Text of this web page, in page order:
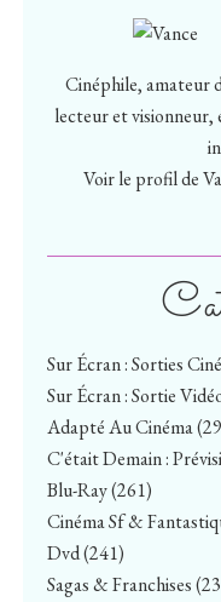
Sur Écran : Sorties
Sur Écran : Sortie
Adapté Au Cinéma
C'était Demain :
Blu-Ray(261)
Cinéma Sf &
Dvd(241)
Sagas & Franchises
Cinéphile, amateur
lecteur et
Voir le profil de